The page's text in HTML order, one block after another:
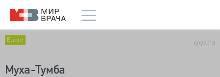
Блоги 6/6/2018
Муха-Тумба